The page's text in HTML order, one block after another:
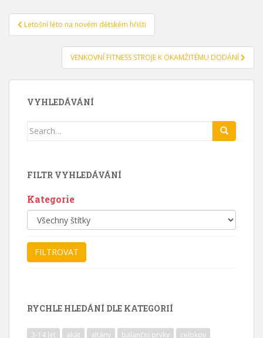
Navigace
pro
příspěvek
Letošní léto na novém dětském hřišti
VENKOVNÍ FITNESS STROJE K OKAMŽITÉMU DODÁNÍ
VYHLEDÁVÁNÍ
Search
FILTR VYHLEDÁVÁNÍ
Kategorie
RYCHLE HLEDÁNÍ DLE KATEGORIÍ
3-14 let akát altány balanční prvky
celokov